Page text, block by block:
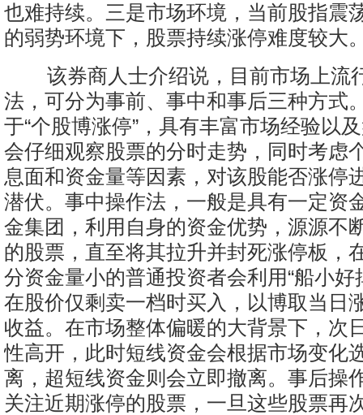
也难持续。三是市场环境，当前股指震
的弱势环境下，股票持续涨停难度较大
该券商人士介绍说，目前市场上流
法，可分为事前、事中和事后三种方式
于“个股博涨停”，具有丰富市场经验以
会仔细观察股票的分时走势，同时考虑
息面和资金量等因素，对该股能否涨停
潜伏。事中操作法，一般是具有一定资
金集团，利用自身的资金优势，源源不
的股票，直至将其拉升并封死涨停板，
分资金量小的普通投资者会利用“船小好
在股价仅剩卖一档时买入，以博取当日
收益。在市场整体偏暖的大背景下，次
性高开，此时短线资金会根据市场变化
离，超短线资金则会立即撤离。事后操
关注近期涨停的股票，一旦这些股票再